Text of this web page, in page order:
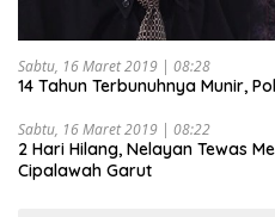
Sabtu, 16 Maret 2019 | 08:28
14 Tahun Terbunuhnya Munir,
Sabtu, 16 Maret 2019 | 08:22
2 Hari Hilang, Nelayan Tewas
Cipalawah Garut